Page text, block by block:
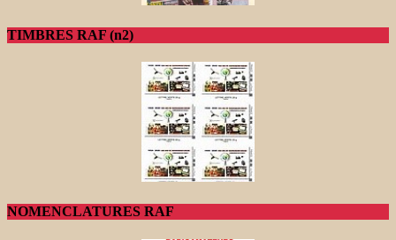
TIMBRES RAF (n2)
NOMENCLATURES RAF